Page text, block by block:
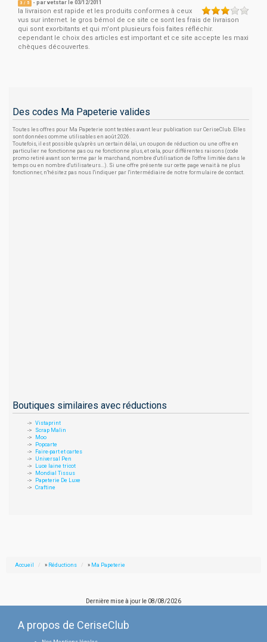
3 / 5 - parvetstar le 03/12/2011
la livraison est rapide et les produits conformes à ceux
vus sur internet. le gros bémol de ce site ce sont les frais de livraison
qui sont exorbitants et qui m'ont plusieurs fois faites réfléchir.
cependant le choix des articles est important et ce site accepte les maxi
chèques découvertes.
Des codes Ma Papeterie valides
Toutes les offres pour Ma Papeterie sont testées avant leur publication sur CeriseClub. Elles
sont données comme utilisables en août 2026.
Toutefois, il est possible qu'après un certain délai, un coupon de réduction ou une offre en
particulier ne fonctionne pas ou ne fonctionne plus, et cela, pour différentes raisons (code
promo retiré avant son terme par le marchand, nombre d'utilisation de l'offre limitée dans le
temps ou en nombre d'utilisateurs...). Si une offre présente sur cette page venait à ne plus
fonctionner, n'hésitez pas nous l'indiquer par l'intermédiaire de notre formulaire de contact.
Boutiques similaires avec réductions
Vistaprint
Scrap Malin
Moo
Popcarte
Faire-part et cartes
Universal Pen
Luce laine tricot
Mondial Tissus
Papeterie De Luxe
Craftine
Accueil » Réductions » Ma Papeterie
Dernière mise à jour le 08/08/2026
A propos de CeriseClub